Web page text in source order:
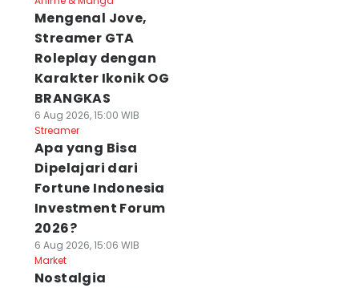
Mengenal Jove,
Streamer GTA
Roleplay dengan
Karakter Ikonik OG
BRANGKAS
6 Aug 2026, 15:00 WIB
Streamer
Apa yang Bisa
Dipelajari dari
Fortune Indonesia
Investment Forum
2026?
6 Aug 2026, 15:06 WIB
Market
Nostalgia